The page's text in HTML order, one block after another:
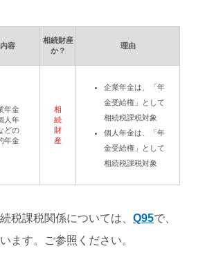
内容
相続財産
か？
理由
年金
人年
どの
年金
相
続
財
産
企業年金は、「年
金受給権」として
相続税課税対象
個人年金は、「年
金受給権」として
相続税課税対象
税課税関係については、 Q95で、
ます。ご参照ください。